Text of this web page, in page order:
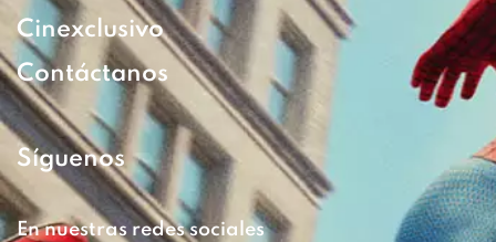
Cinexclusivo
Contáctanos
Síguenos
En nuestras redes sociales